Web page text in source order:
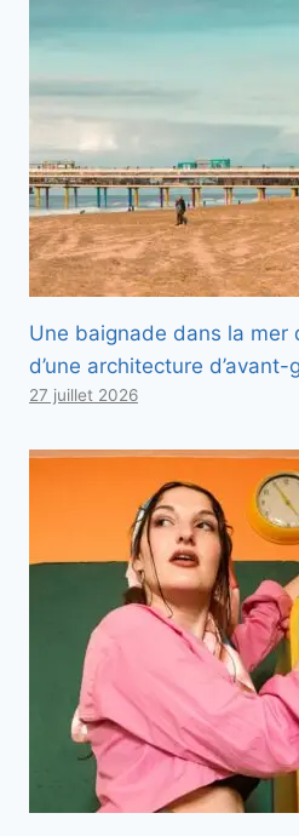
Une baignade dans la mer
d’une architecture d’avant-
27 juillet 2026